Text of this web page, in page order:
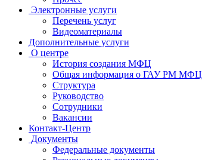
Электронные услуги
Перечень услуг
Видеоматериалы
Дополнительные услуги
О центре
История создания МФЦ
Общая информация о ГАУ РМ МФЦ
Структура
Руководство
Сотрудники
Вакансии
Контакт-Центр
Документы
Федеральные документы